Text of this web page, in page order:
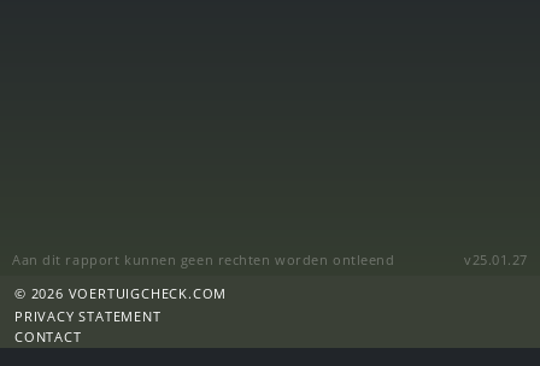
Aan dit rapport kunnen geen rechten worden ontleend
v25.01.27
© 2026 VOERTUIGCHECK.COM
PRIVACY STATEMENT
CONTACT